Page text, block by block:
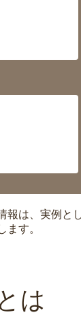
は、実例と
す。
は